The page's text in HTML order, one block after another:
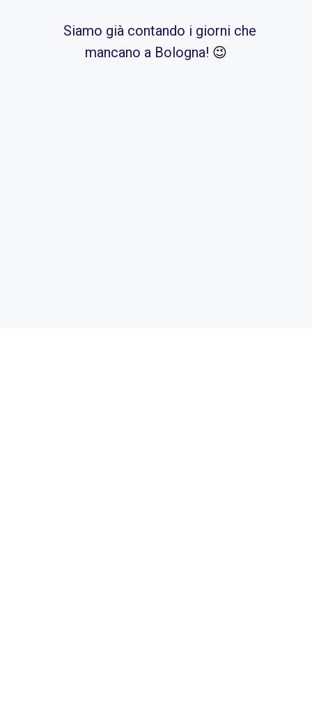
Siamo già contando i giorni che
mancano a Bologna! 😉